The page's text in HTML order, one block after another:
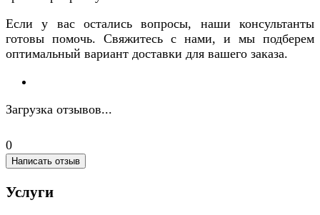
Если у вас остались вопросы, наши консультанты
готовы помочь. Свяжитесь с нами, и мы подберем
оптимальный вариант доставки для вашего заказа.
Загрузка отзывов...
0
Написать отзыв
Услуги